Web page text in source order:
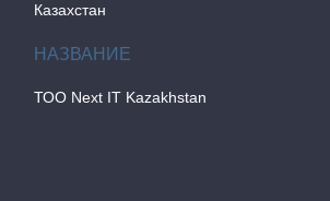
Казахстан
ТОО Next IT Kazakhstan